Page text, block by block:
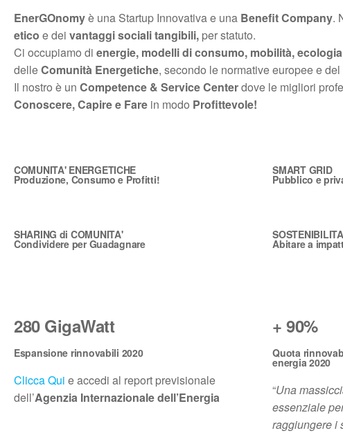
EnerGOnomyè una Startup Innovativa e una Benefit Company.
etico e dei vantaggi sociali tangibili, per statuto.
Ci occupiamo di energie, modelli di consumo, mobilità,
delleComunità Energetiche, secondo le normative europee e
Il nostro è un Competence & Service Centerdove le migliori
Conoscere, Capire e Fare in modo Profittevole!
COMUNITA' ENERGETICHE
Produzione, Consumo e Profitti!
SMART GRID
Pubblico e
SHARING di COMUNITA'
Condividere per Guadagnare Abitare a
280 GigaWatt
Espansione rinnovabili 2020
Clicca Qui e accedi al report previsionale
dell’Agenzia Internazionale dell’Energia
+ 90%
Quota
energia 2020
“Una
essenziale
raggiungere i